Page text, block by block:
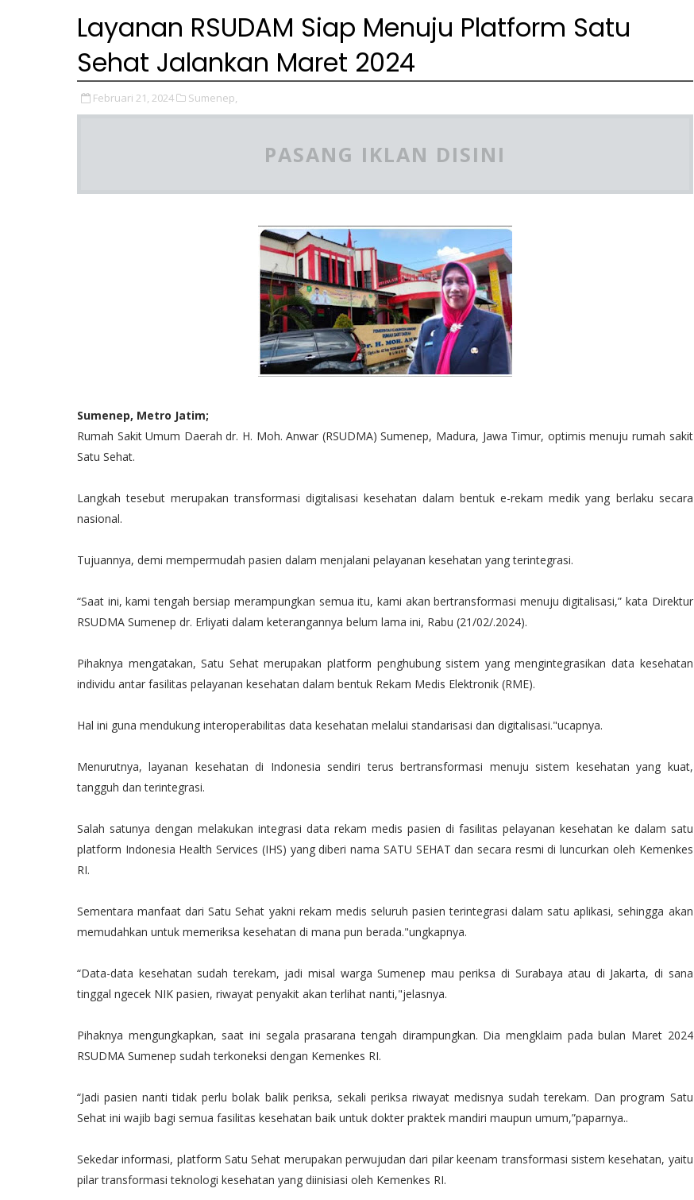
Layanan RSUDAM Siap Menuju Platform Satu
Sehat Jalankan Maret 2024
Februari 21, 2024 Sumenep,
PASANG IKLAN DISINI
Sumenep, Metro Jatim;
Rumah Sakit Umum Daerah dr. H. Moh. Anwar (RSUDMA) Sumenep, Madura, Jawa Timur, optimis menuju rumah sakit
Satu Sehat.
Langkah tesebut merupakan transformasi digitalisasi kesehatan dalam bentuk e-rekam medik yang berlaku secara
nasional.
Tujuannya, demi mempermudah pasien dalam menjalani pelayanan kesehatan yang terintegrasi.
“Saat ini, kami tengah bersiap merampungkan semua itu, kami akan bertransformasi menuju digitalisasi,” kata Direktur
RSUDMA Sumenep dr. Erliyati dalam keterangannya belum lama ini, Rabu (21/02/.2024).
Pihaknya mengatakan, Satu Sehat merupakan platform penghubung sistem yang mengintegrasikan data kesehatan
individu antar fasilitas pelayanan kesehatan dalam bentuk Rekam Medis Elektronik (RME).
Hal ini guna mendukung interoperabilitas data kesehatan melalui standarisasi dan digitalisasi."ucapnya.
Menurutnya, layanan kesehatan di Indonesia sendiri terus bertransformasi menuju sistem kesehatan yang kuat,
tangguh dan terintegrasi.
Salah satunya dengan melakukan integrasi data rekam medis pasien di fasilitas pelayanan kesehatan ke dalam satu
platform Indonesia Health Services (IHS) yang diberi nama SATU SEHAT dan secara resmi di luncurkan oleh Kemenkes
RI.
Sementara manfaat dari Satu Sehat yakni rekam medis seluruh pasien terintegrasi dalam satu aplikasi, sehingga akan
memudahkan untuk memeriksa kesehatan di mana pun berada."ungkapnya.
“Data-data kesehatan sudah terekam, jadi misal warga Sumenep mau periksa di Surabaya atau di Jakarta, di sana
tinggal ngecek NIK pasien, riwayat penyakit akan terlihat nanti,"jelasnya.
Pihaknya mengungkapkan, saat ini segala prasarana tengah dirampungkan. Dia mengklaim pada bulan Maret 2024
RSUDMA Sumenep sudah terkoneksi dengan Kemenkes RI.
“Jadi pasien nanti tidak perlu bolak balik periksa, sekali periksa riwayat medisnya sudah terekam. Dan program Satu
Sehat ini wajib bagi semua fasilitas kesehatan baik untuk dokter praktek mandiri maupun umum,”paparnya..
Sekedar informasi, platform Satu Sehat merupakan perwujudan dari pilar keenam transformasi sistem kesehatan, yaitu
pilar transformasi teknologi kesehatan yang diinisiasi oleh Kemenkes RI.